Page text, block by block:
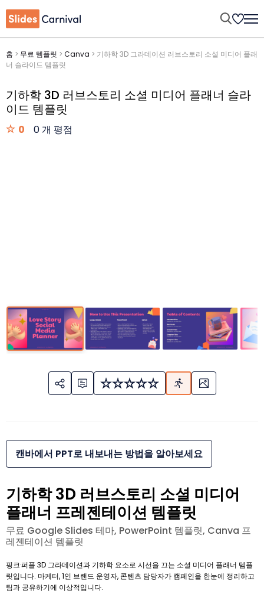
홈 > 무료 템플릿 > Canva > 기하학 3D 그라데이션 러브스토리 소셜 미디어 플래
너 슬라이드 템플릿
기하학 3D 러브스토리 소셜 미디어 플래너 슬라
이드 템플릿
0 0 개 평점
캔바에서 PPT로 내보내는 방법을 알아보세요
기하학 3D 러브스토리 소셜 미디어
플래너 프레젠테이션 템플릿
무료 Google Slides 테마, PowerPoint 템플릿, Canva 프
레젠테이션 템플릿
핑크·퍼플 3D 그라데이션과 기하학 요소로 시선을 끄는 소셜 미디어 플래너 템플
릿입니다. 마케터, 1인 브랜드 운영자, 콘텐츠 담당자가 캠페인을 한눈에 정리하고
팀과 공유하기에 이상적입니다.